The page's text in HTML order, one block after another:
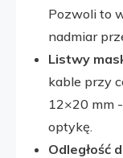
Pozwoli to
nadmiar
Listwy
kable przy
12×20 mm
optykę.
Odległość